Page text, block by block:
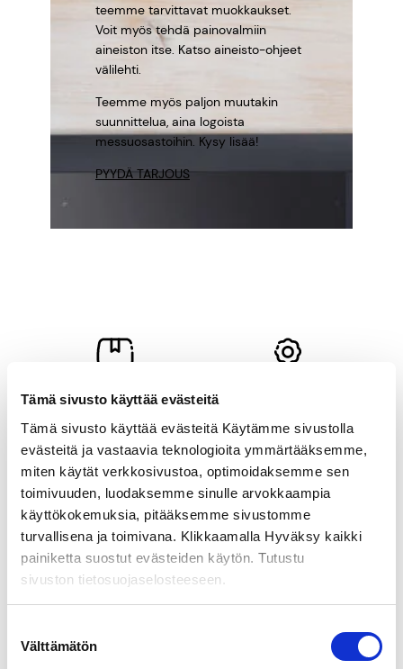
Tämä sivusto käyttää evästeitä
Tämä sivusto käyttää evästeitä Käytämme sivustolla
evästeitä ja vastaavia teknologioita ymmärtääksemme,
miten käytät verkkosivustoa, optimoidaksemme sen
toimivuuden, luodaksemme sinulle arvokkaampia
käyttökokemuksia, pitääksemme sivustomme
turvallisena ja toimivana. Klikkaamalla Hyväksy kaikki
painiketta suostut evästeiden käytön. Tutustu
sivuston tietosuojaselosteeseen.
valinta
Välttämätön
teemme tarvittavat muokkaukset.
Voit myös tehdä painovalmiin
aineiston itse. Katso aineisto-ohjeet
välilehti.
Teemme myös paljon muutakin
suunnittelua, aina logoista
messuosastoihin. Kysy lisää!
PYYDÄ TARJOUS
Määräalennukset
kun tilaat isompia
eriä.
Ilmainen palautus 14
Olemme
tavoitettavissa 24/7
Ota yhteyttä chatissa,
puhelimitse
Turvalliset
maksutavat
Paytrail & Lasku.